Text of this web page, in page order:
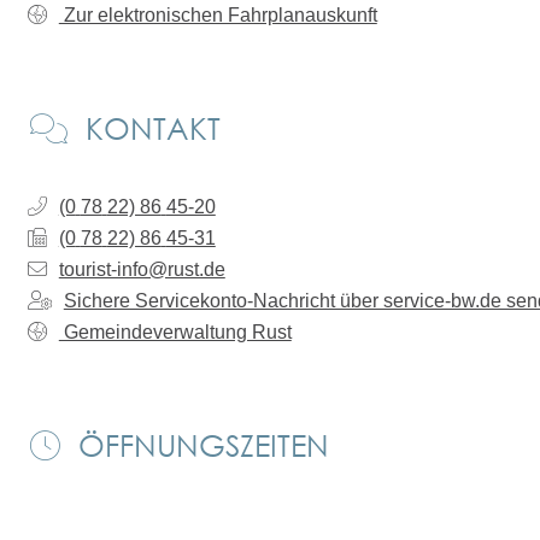
Zur elektronischen Fahrplanauskunft
KONTAKT
(0 78 22) 86 45-20
(0 78 22) 86 45-31
tourist-info@rust.de
Sichere Servicekonto-Nachricht über service-bw.de
Gemeindeverwaltung Rust
ÖFFNUNGSZEITEN